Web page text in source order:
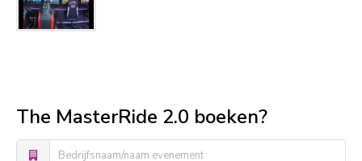
The MasterRide 2.0 boeken?